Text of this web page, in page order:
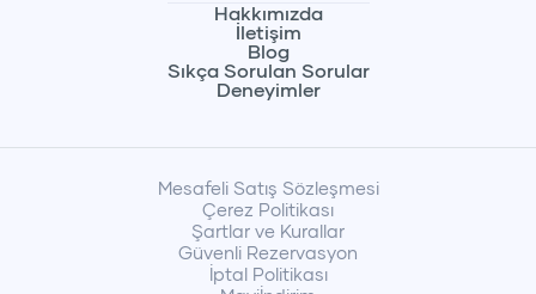
Hakkımızda
İletişim
Blog
Sıkça Sorulan Sorular
Deneyimler
Mesafeli Satış Sözleşmesi
Çerez Politikası
Şartlar ve Kurallar
Güvenli Rezervasyon
İptal Politikası